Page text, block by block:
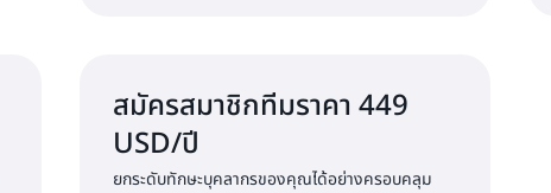
สมัครสมาชิกทีมราคา 449
USD/ปี
ยกระดับทักษะบุคลากรของคุณได้อย่างครอบคลุม